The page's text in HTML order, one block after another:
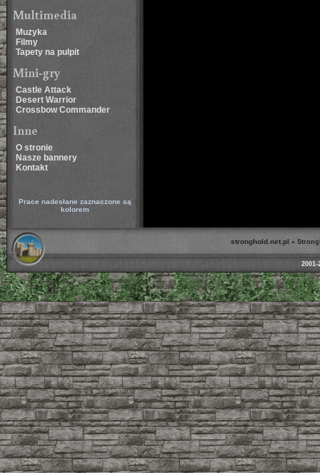
Multimedia
Muzyka
Filmy
Tapety na pulpit
Mini-gry
Castle Attack
Desert Warrior
Crossbow Commander
Inne
O stronie
Nasze bannery
Kontakt
Prace nadesłane zaznaczone są
kolorem
stronghold.net.pl »